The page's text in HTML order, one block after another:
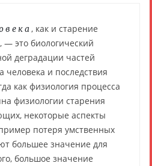
, как и старение
— это биологический
деградации частей
человека и последствия
как физиология процесса
физиологии старения
некоторые аспекты
потеря умственных
большее значение для
большое значение